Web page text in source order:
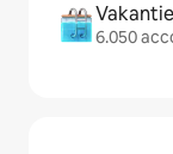
6.050